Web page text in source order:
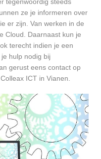
tegenwoordig steeds
ze je informeren over
er zijn. Van werken in de
Cloud. Daarnaast kun je
terecht indien je een
hulp nodig bij
gerust eens contact op
ICT in Vianen.